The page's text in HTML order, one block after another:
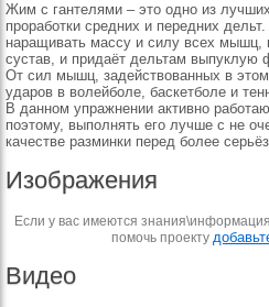
Жим с гантелями – это одно из
проработки средних и передних
наращивать массу и силу всех мышц,
сустав, и придаёт дельтам выпуклую
От сил мышц, задействованных в
ударов в волейболе, баскетболе и
В данном упражнении активно
поэтому, выполнять его лучше с не
качестве разминки перед более
Изображения
Если у вас имеются
помочь проекту
Видео